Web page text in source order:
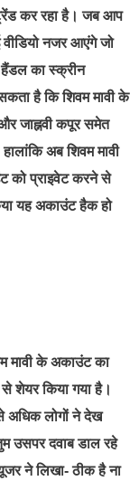
कर रहा है। जब आप
नजर आएंगे जो
हैंडल का स्क्रीन
है कि शिवम मावी के
जाह्नवी कपूर समेत
अब शिवम मावी
को प्राइवेट करने से
यह अकाउंट हैक हो
मावी के अकाउंट का
शेयर किया गया है।
अधिक लोगों ने देख
उसपर दवाब डाल रहे
ने लिखा- ठीक है ना